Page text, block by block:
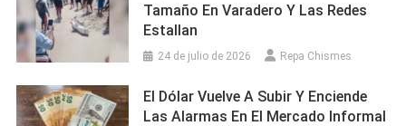
Tamaño En Varadero Y Las Redes
Estallan
24 de julio de 2026 Repa Chismes
El Dólar Vuelve A Subir Y Enciende
Las Alarmas En El Mercado Informal